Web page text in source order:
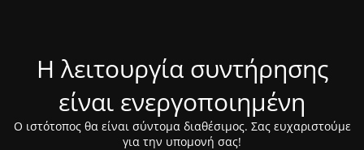
Η λειτουργία συντήρησης
είναι ενεργοποιημένη
Ο ιστότοπος θα είναι σύντομα διαθέσιμος. Σας ευχαριστούμε
για την υπομονή σας!